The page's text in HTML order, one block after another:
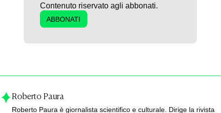
Contenuto riservato agli abbonati.
ABBONATI
Roberto Paura
Roberto Paura è giornalista scientifico e culturale. Dirige la rivista